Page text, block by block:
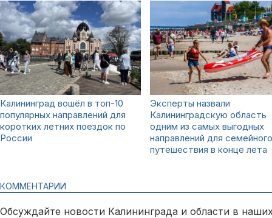
Калининград вошёл в топ-10
популярных направлений для
коротких летних поездок по
России
Эксперты назвали
Калининградскую область
одним из самых выгодных
направлений для семейного
путешествия в конце лета
КОММЕНТАРИИ
Обсуждайте новости Калининграда и области в